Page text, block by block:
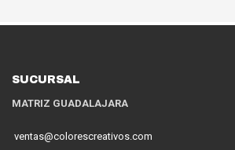
SUCURSAL
MATRIZ GUADALAJARA
ventas@colorescreativos.com